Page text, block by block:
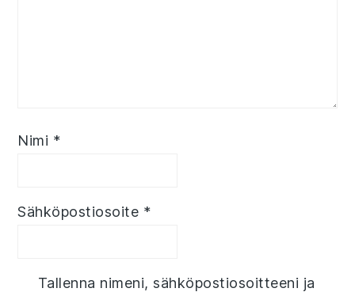
Nimi *
Sähköpostiosoite *
Tallenna nimeni, sähköpostiosoitteeni ja